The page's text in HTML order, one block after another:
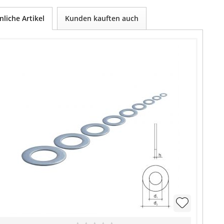
Artikel Kunden kauften auch